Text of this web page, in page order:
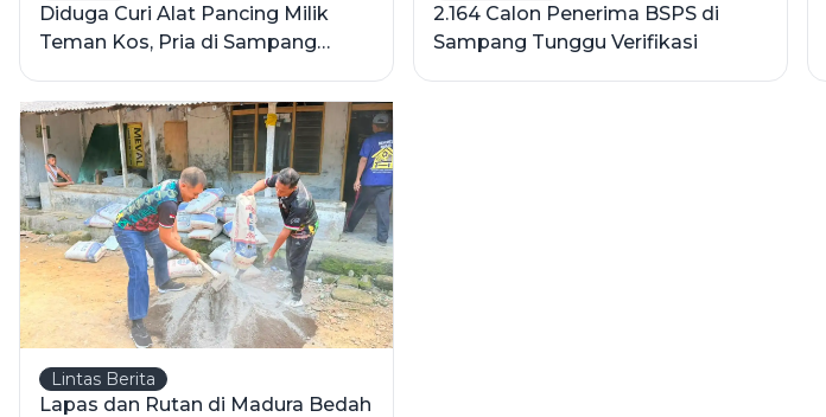
Diduga Curi Alat Pancing Milik
Teman Kos, Pria di Sampang
2.164 Calon Penerima BSPS di
Sampang Tunggu Verifikasi
Lintas Berita
Lapas dan Rutan di Madura Bedah